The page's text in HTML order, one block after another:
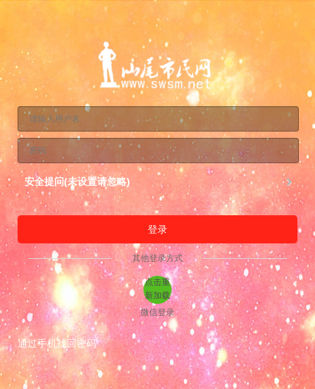
安全提问(未设置请忽略)
登录
其他登录方式
点击重
新加载
微信登录
通过手机找回密码